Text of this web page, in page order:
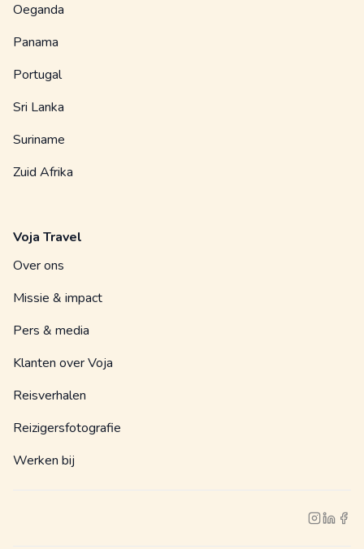
Oeganda
Panama
Portugal
Sri Lanka
Suriname
Zuid Afrika
Voja Travel
Over ons
Missie & impact
Pers & media
Klanten over Voja
Reisverhalen
Reizigersfotografie
Werken bij